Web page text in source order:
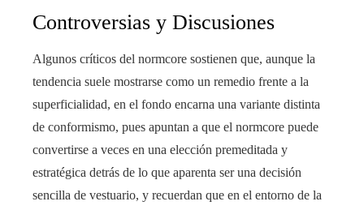
Controversias y Discusiones
Algunos críticos del normcore sostienen que, aunque la
tendencia suele mostrarse como un remedio frente a la
superficialidad, en el fondo encarna una variante distinta
de conformismo, pues apuntan a que el normcore puede
convertirse a veces en una elección premeditada y
estratégica detrás de lo que aparenta ser una decisión
sencilla de vestuario, y recuerdan que en el entorno de la